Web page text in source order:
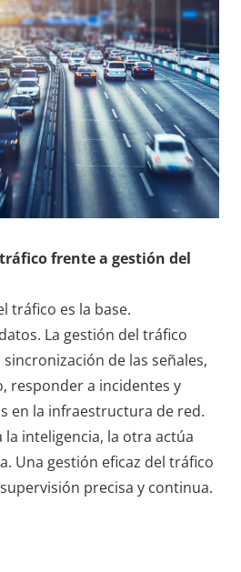
frente a gestión del
tráfico es la base.
La gestión del tráfico
de las señales,
responder a incidentes y
en la infraestructura de red.
inteligencia, la otra actúa
Una gestión eficaz del tráfico
precisa y continua.